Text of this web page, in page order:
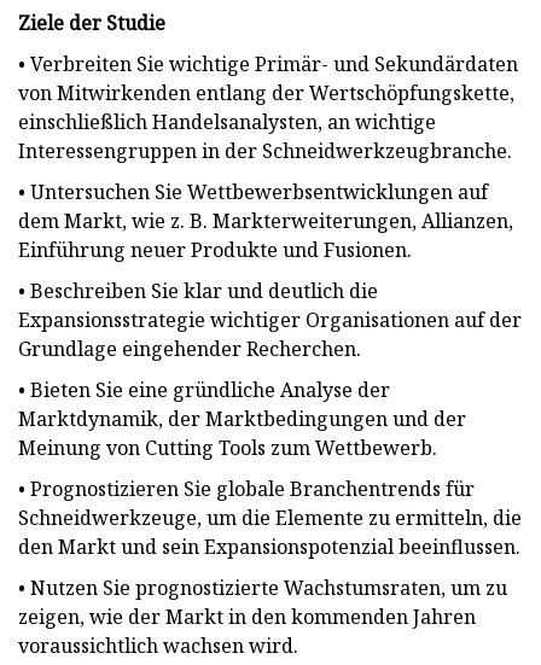
Ziele der Studie
• Verbreiten Sie wichtige Primär- und Sekundärdaten
von Mitwirkenden entlang der Wertschöpfungskette,
einschließlich Handelsanalysten, an wichtige
Interessengruppen in der Schneidwerkzeugbranche.
• Untersuchen Sie Wettbewerbsentwicklungen auf
dem Markt, wie z. B. Markterweiterungen, Allianzen,
Einführung neuer Produkte und Fusionen.
• Beschreiben Sie klar und deutlich die
Expansionsstrategie wichtiger Organisationen auf der
Grundlage eingehender Recherchen.
• Bieten Sie eine gründliche Analyse der
Marktdynamik, der Marktbedingungen und der
Meinung von Cutting Tools zum Wettbewerb.
• Prognostizieren Sie globale Branchentrends für
Schneidwerkzeuge, um die Elemente zu ermitteln, die
den Markt und sein Expansionspotenzial beeinflussen.
• Nutzen Sie prognostizierte Wachstumsraten, um zu
zeigen, wie der Markt in den kommenden Jahren
voraussichtlich wachsen wird.